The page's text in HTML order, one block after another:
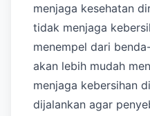
menjaga kesehatan
tidak menjaga
menempel dari
akan lebih mudah
menjaga kebersihan
dijalankan agar